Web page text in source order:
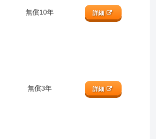
無償10年 詳細
無償3年 詳細